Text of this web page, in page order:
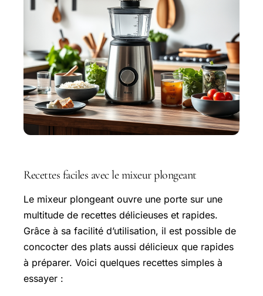
Recettes faciles avec le mixeur plongeant
Le mixeur plongeant ouvre une porte sur une
multitude de recettes délicieuses et rapides.
Grâce à sa facilité d’utilisation, il est possible de
concocter des plats aussi délicieux que rapides
à préparer. Voici quelques recettes simples à
essayer :